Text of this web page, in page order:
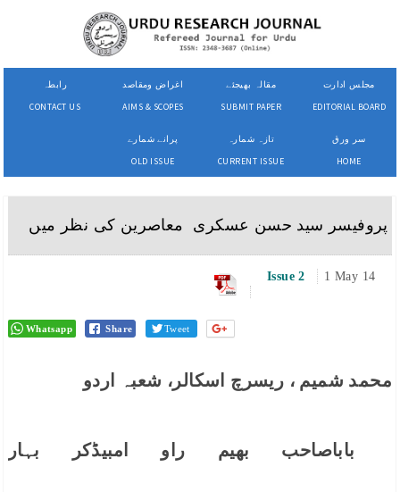
رابطہ
CONTACT US
اغراض ومقاصد
AIMS & SCOPES
مقالہ بھیجئے
SUBMIT PAPER
مجلس ادارت
EDITORIAL BOARD
پرانے شمارے
OLD ISSUE
تازہ شمارہ
CURRENT ISSUE
سر ورق
HOME
پروفیسر سید حسن عسکری معاصرین کی نظر میں
Issue 2 1 May 14
Whatsapp Share Tweet
محمد شمیم ، ریسرچ اسکالر، شعبہ اردو
باباصاحب بھیم راو امبیڈکر بہار